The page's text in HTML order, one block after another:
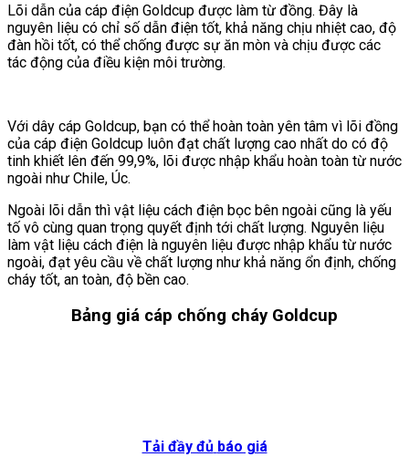
Lõi dẫn của cáp điện Goldcup được làm từ đồng. Đây là
nguyên liệu có chỉ số dẫn điện tốt, khả năng chịu nhiệt cao, độ
đàn hồi tốt, có thể chống được sự ăn mòn và chịu được các
tác động của điều kiện môi trường.
Với dây cáp Goldcup, bạn có thể hoàn toàn yên tâm vì lõi đồng
của cáp điện Goldcup luôn đạt chất lượng cao nhất do có độ
tinh khiết lên đến 99,9%, lõi được nhập khẩu hoàn toàn từ nước
ngoài như Chile, Úc.
Ngoài lõi dẫn thì vật liệu cách điện bọc bên ngoài cũng là yếu
tố vô cùng quan trọng quyết định tới chất lượng. Nguyên liệu
làm vật liệu cách điện là nguyên liệu được nhập khẩu từ nước
ngoài, đạt yêu cầu về chất lượng như khả năng ổn định, chống
cháy tốt, an toàn, độ bền cao.
Bảng giá cáp chống cháy Goldcup
Tải đầy đủ báo giá